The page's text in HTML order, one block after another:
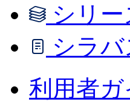
シリ
シラ
利用者